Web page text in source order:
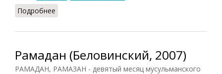
Подробнее
Рамадан (Беловинский, 2007)
РАМАДАН, РАМАЗАН - девятый месяц мусульманского